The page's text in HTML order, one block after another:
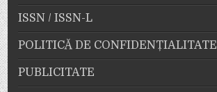
ISSN / ISSN-L
POLITICĂ DE CONFIDENȚIALITATE
PUBLICITATE